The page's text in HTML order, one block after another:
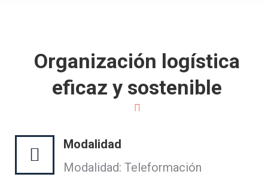
Organización logística
eficaz y sostenible
Modalidad
Modalidad: Teleformación